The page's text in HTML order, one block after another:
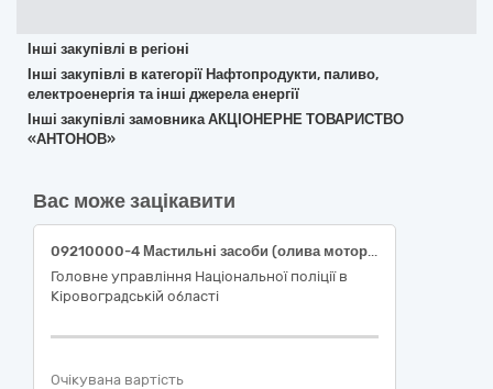
Інші закупівлі в регіоні
Інші закупівлі в категорії Нафтопродукти, паливо,
електроенергія та інші джерела енергії
Інші закупівлі замовника АКЦІОНЕРНЕ ТОВАРИСТВО
«АНТОНОВ»
Вас може зацікавити
09210000-4 Мастильні засоби (олива моторна, олива трансмісійна та мастильні рідини для службових автомобілів)
Головне управління Національної поліції в
Кіровоградській області
Очікувана вартість